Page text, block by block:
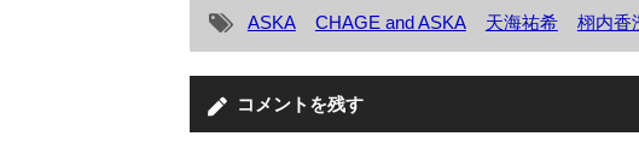
ASKA CHAGE and ASKA 天海祐希 栩内香
コメントを残す